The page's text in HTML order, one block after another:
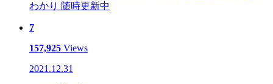
わかり 随時更新中
7
157,925 Views
2021.12.31